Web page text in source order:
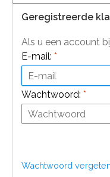
Geregistreerde
Als u een account
E-mail: *
Wachtwoord: *
Wachtwoord